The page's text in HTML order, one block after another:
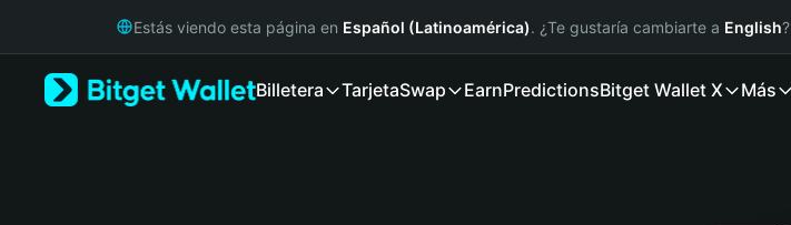
Русский
Estás viendo esta página en Español (Latinoamérica). ¿Te gustaría cambiarte a English?
Billetera TarjetaSwap EarnPredictionsBitget Wallet X Más